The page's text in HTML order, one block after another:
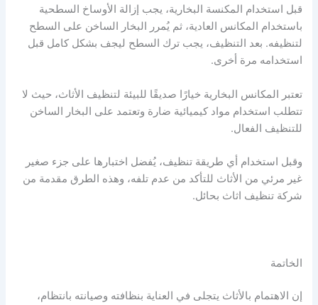
قبل استخدام المكنسة البخارية، يجب إزالة الأوساخ السطحية
باستخدام المكانس العادية، ثم يُمرر البخار الساخن على السطح
لتنظيفه. بعد التنظيف، يجب ترك السطح ليجف بشكل كامل قبل
استخدامه مرة أخرى.
تعتبر المكانس البخارية خيارًا صديقًا للبيئة لتنظيف الأثاث، حيث لا
تتطلب استخدام مواد كيميائية ضارة وتعتمد على البخار الساخن
للتنظيف الفعال.
وقبل استخدام أي طريقة تنظيف، يُفضل اختبارها على جزء صغير
غير مرئي من الأثاث للتأكد من عدم تلفه، وهذه الطرق مقدمة من
شركة تنظيف اثاث بحائل.
الخاتمة
إن الاهتمام بالأثاث يتجلى في العناية بنظافته وصيانته بانتظام،